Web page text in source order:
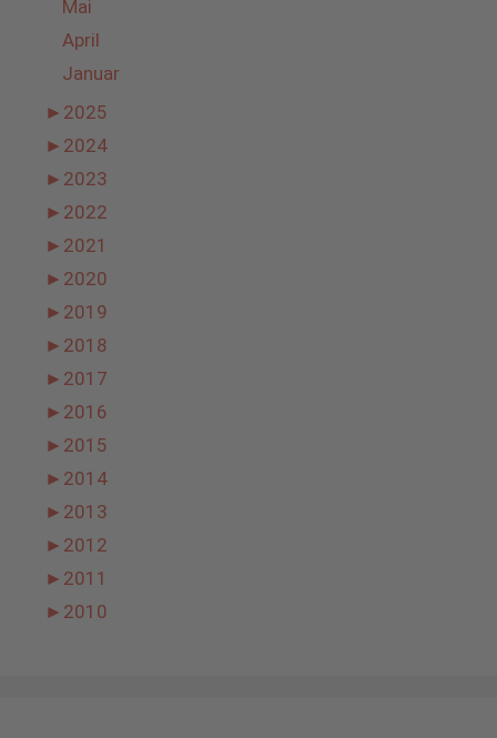
Mai
April
Januar
► 2025
► 2024
► 2023
► 2022
► 2021
► 2020
► 2019
► 2018
► 2017
► 2016
► 2015
► 2014
► 2013
► 2012
► 2011
► 2010